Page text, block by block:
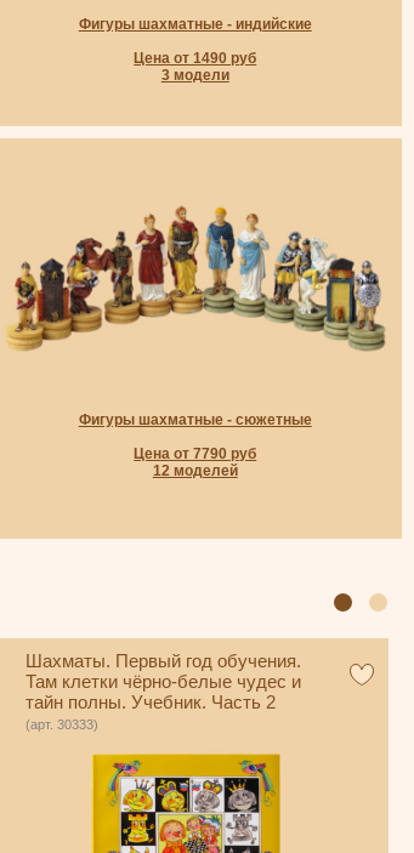
Фигуры шахматные - индийские
Цена от 1490 руб
3 модели
Фигуры шахматные - сюжетные
Цена от 7790 руб
12 моделей
Шахматы. Первый год обучения.
Там клетки чёрно-белые чудес и
тайн полны. Учебник. Часть 2
(Сухин)
(арт. 30333)